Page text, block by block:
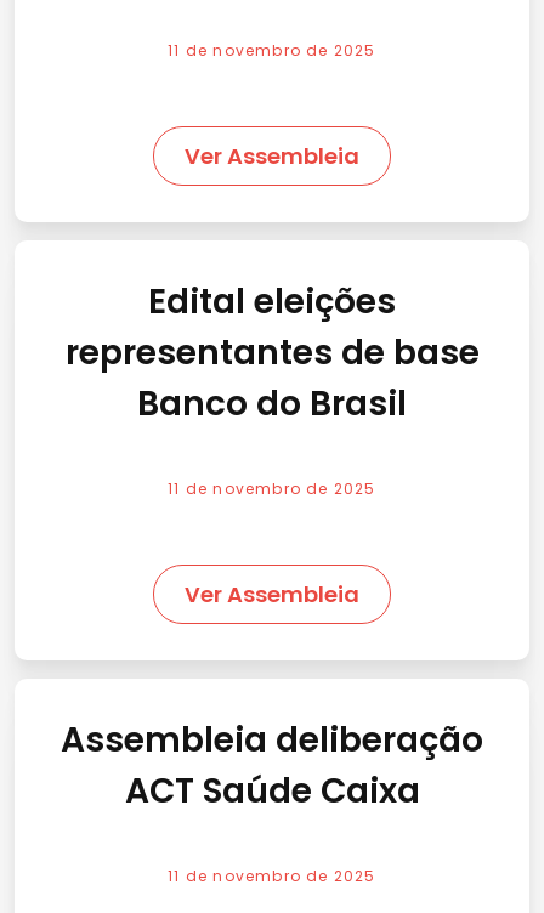
11 de novembro de 2025
Ver Assembleia
Edital eleições
representantes de base
Banco do Brasil
11 de novembro de 2025
Ver Assembleia
Assembleia deliberação
ACT Saúde Caixa
11 de novembro de 2025